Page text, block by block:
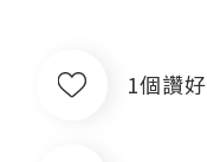
1個讚好